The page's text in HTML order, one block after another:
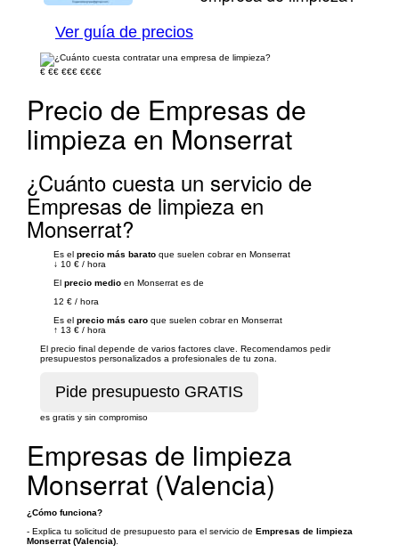
Ver guía de precios
€ €€ €€€ €€€€
Precio de Empresas de
limpieza en Monserrat
¿Cuánto cuesta un servicio de
Empresas de limpieza en
Monserrat?
Es el precio más barato que suelen cobrar en Monserrat
↓ 10 € / hora
El precio medio en Monserrat es de
12 € / hora
Es el precio más caro que suelen cobrar en Monserrat
↑ 13 € / hora
El precio final depende de varios factores clave. Recomendamos pedir
presupuestos personalizados a profesionales de tu zona.
es gratis y sin compromiso
Empresas de limpieza
Monserrat (Valencia)
¿Cómo funciona?
- Explica tu solicitud de presupuesto para el servicio de Empresas de limpieza
Monserrat (Valencia)